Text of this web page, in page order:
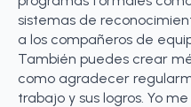
sistemas de
a los compañeros de
También puedes crear
como agradecer
trabajo y sus logros. Yo